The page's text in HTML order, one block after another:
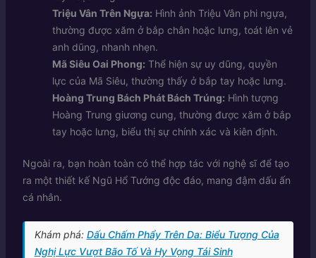
Triệu Vân Trên Ngựa: Hình ảnh Triệu Vân phi ngựa,
thường được xăm ở bắp chân hoặc lưng, toát lên vẻ
anh dũng, nhanh nhẹn.
Mã Siêu Oai Phong: Thể hiện sự uy dũng, quyền
lực của Mã Siêu, thường thấy ở bắp tay hoặc lưng.
Hoàng Trung Bách Phát Bách Trúng: Hình tượng
Hoàng Trung giương cung, thường được xăm ở bắp
tay hoặc lưng, biểu thị sự chính xác và kiên định.
Ngoài ra, bạn hoàn toàn có thể hợp tác với nghệ sĩ để tạo
ra một thiết kế Ngũ Hổ Tướng độc đáo, mang đậm dấu ấn
cá nhân.
Khám phá: Dấu Chấm Phẩy Trên Da: Biểu Tượng Của
Nghị Lực Vượt Bão Tố Và Hy Vọng Tái Sinh